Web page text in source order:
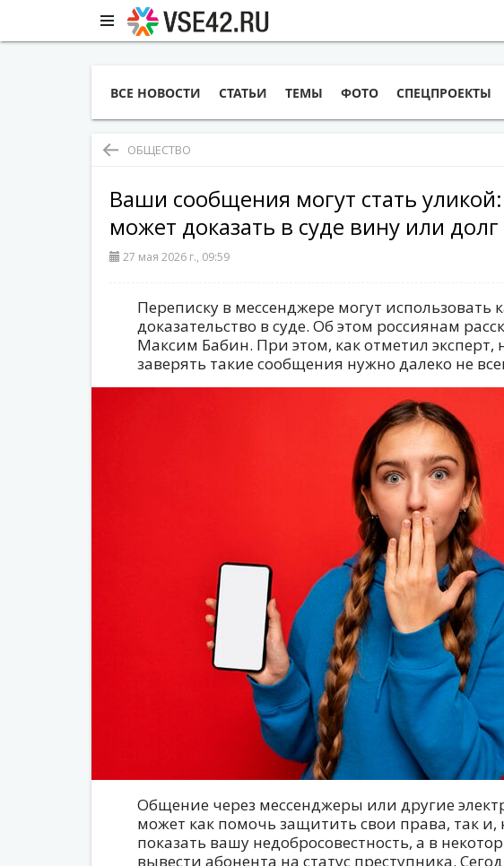
ВСЕ НОВОСТИ СТАТЬИ ТЕМЫ ФОТО СПЕЦПРОЕКТЫ
ОБЩЕСТВО
Ваши сообщения могут стать уликой:
может доказать в суде вину или долг
27 мая 2026 г., 09:59
Переписку в мессенджере могут использовать
доказательство в суде. Об этом россиянам
Максим Бабин. При этом, как отметил эксперт,
заверять такие сообщения нужно далеко не
Общение через мессенджеры или другие
может как помочь защитить свои права, так и,
показать вашу недобросовестность, а в
вывести абонента на статус преступника.